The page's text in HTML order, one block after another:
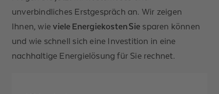
unverbindliches Erstgespräch an. Wir zeigen
Ihnen, wieviele Energiekosten Sie sparen können
und wie schnell sich eine Investition in eine
nachhaltige Energielösung für Sie rechnet.